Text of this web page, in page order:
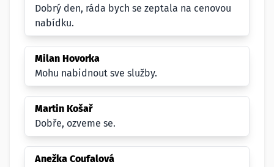
Dobrý den, ráda bych se zeptala na cenovou
nabídku.
Milan Hovorka
Mohu nabidnout sve služby.
Martin Košař
Dobře, ozveme se.
Anežka Coufalová